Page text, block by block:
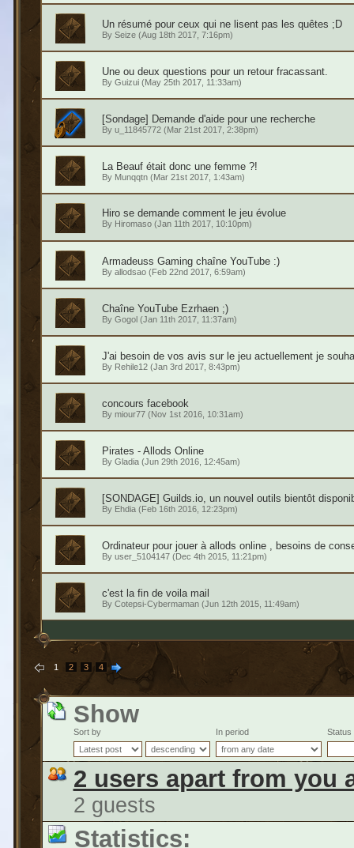
Un résumé pour ceux qui ne lisent pas les quêtes ;D
By Seize(Aug 18th 2017, 7:16pm)
Une ou deux questions pour un retour fracassant.
By Guizui(May 25th 2017, 11:33am)
[Sondage] Demande d'aide pour une recherche
By u_11845772(Mar 21st 2017, 2:38pm)
La Beauf était donc une femme ?!
By Munqqtn(Mar 21st 2017, 1:43am)
Hiro se demande comment le jeu évolue
By Hiromaso(Jan 11th 2017, 10:10pm)
Armadeuss Gaming chaîne YouTube :)
By allodsao(Feb 22nd 2017, 6:59am)
Chaîne YouTube Ezrhaen ;)
By Gogol (Jan 11th 2017, 11:37am)
J'ai besoin de vos avis sur le jeu actuellement je
By Rehile12(Jan 3rd 2017, 8:43pm)
concours facebook
By miour77(Nov 1st 2016, 10:31am)
Pirates - Allods Online
By Gladia(Jun 29th 2016, 12:45am)
[SONDAGE] Guilds.io, un nouvel outils bientôt
By Ehdia(Feb 16th 2016, 12:23pm)
Ordinateur pour jouer à allods online , besoins de
By user_5104147(Dec 4th 2015, 11:21pm)
c'est la fin de voila mail
By Cotepsi-Cybermaman(Jun 12th 2015, 11:49am)
1 2 3 4
Show
Sort by In period Status
2 users apart from you
2 guests
Statistics: